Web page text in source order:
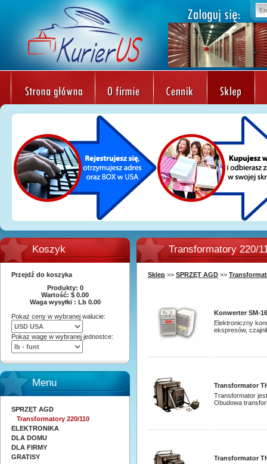
Koszyk
Przejdź do koszyka
Produkty: 0
Wartość: $ 0.00
Waga wysyłki : Lb 0.00
Pokaż ceny w wybranej walucie:
Pokaz wagę w wybranej jednostce:
Transformatory 220/
Sklep >> SPRZĘT AGD >>
Konwerter SM-
Elektroniczny
ekspresów,
Transformator
Transformator
Obudowa
Transformator
Menu
SPRZĘT AGD
Transformatory 220/110
ELEKTRONIKA
DLA DOMU
DLA FIRMY
GRATISY